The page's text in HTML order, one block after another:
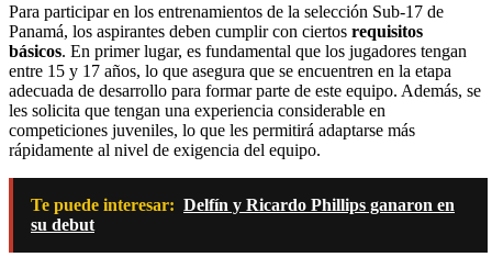
Para participar en los entrenamientos de la selección Sub-17 de
Panamá, los aspirantes deben cumplir con ciertos requisitos
básicos. En primer lugar, es fundamental que los jugadores tengan
entre 15 y 17 años, lo que asegura que se encuentren en la etapa
adecuada de desarrollo para formar parte de este equipo. Además, se
les solicita que tengan una experiencia considerable en
competiciones juveniles, lo que les permitirá adaptarse más
rápidamente al nivel de exigencia del equipo.
Te puede interesar: Delfín y Ricardo Phillips ganaron en
su debut